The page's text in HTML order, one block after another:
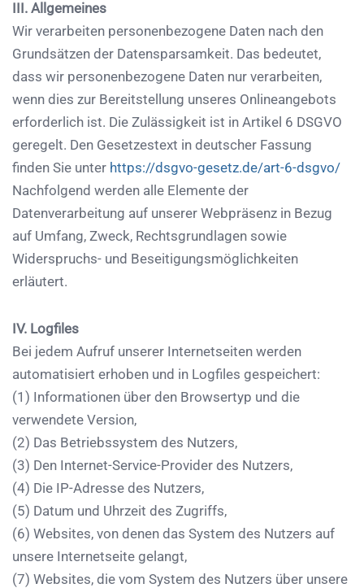
III. Allgemeines
Wir verarbeiten personenbezogene Daten nach den
Grundsätzen der Datensparsamkeit. Das bedeutet,
dass wir personenbezogene Daten nur verarbeiten,
wenn dies zur Bereitstellung unseres Onlineangebots
erforderlich ist. Die Zulässigkeit ist in Artikel 6 DSGVO
geregelt. Den Gesetzestext in deutscher Fassung
finden Sie unter https://dsgvo-gesetz.de/art-6-dsgvo/
Nachfolgend werden alle Elemente der
Datenverarbeitung auf unserer Webpräsenz in Bezug
auf Umfang, Zweck, Rechtsgrundlagen sowie
Widerspruchs- und Beseitigungsmöglichkeiten
erläutert.
IV. Logfiles
Bei jedem Aufruf unserer Internetseiten werden
automatisiert erhoben und in Logfiles gespeichert:
(1) Informationen über den Browsertyp und die
verwendete Version,
(2) Das Betriebssystem des Nutzers,
(3) Den Internet-Service-Provider des Nutzers,
(4) Die IP-Adresse des Nutzers,
(5) Datum und Uhrzeit des Zugriffs,
(6) Websites, von denen das System des Nutzers auf
unsere Internetseite gelangt,
(7) Websites, die vom System des Nutzers über unsere